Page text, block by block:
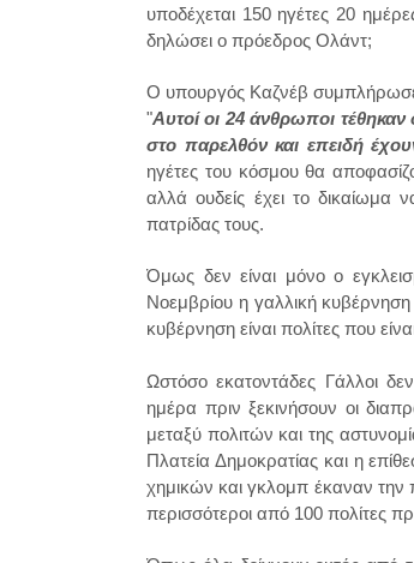
υποδέχεται 150 ηγέτες 20
δηλώσει ο πρόεδρος Ολάντ;
Ο υπουργός Καζνέβ συμπλήρωσε
"Αυτοί οι 24 άνθρωποι τέθηκαν
στο παρελθόν και επειδή
ηγέτες του κόσμου θα
αλλά ουδείς έχει το δικαίωμα
πατρίδας τους.
Όμως δεν είναι μόνο ο
Νοεμβρίου η γαλλική
κυβέρνηση είναι πολίτες που
Ωστόσο εκατοντάδες Γάλλοι
ημέρα πριν ξεκινήσουν οι
μεταξύ πολιτών και της
Πλατεία Δημοκρατίας και η
χημικών και γκλομπ έκαναν την
περισσότεροι από 100 πολίτες